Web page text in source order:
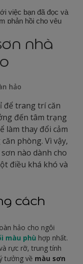
nhà
hảo
để trang trí căn
đến tâm trạng
làm thay đổi cảm
phòng. Vì vậy,
nào dành cho
điều khá khó và
cách
hảo cho ngôi
màu phù hợp nhất.
rực rỡ, trung tính
tưởng về màu sơn